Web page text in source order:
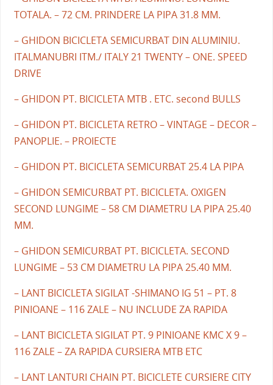
TOTALA. – 72 CM. PRINDERE LA PIPA 31.8 MM.
– GHIDON BICICLETA SEMICURBAT DIN ALUMINIU.
ITALMANUBRI ITM./ ITALY 21 TWENTY – ONE. SPEED
DRIVE
– GHIDON PT. BICICLETA MTB . ETC. second BULLS
– GHIDON PT. BICICLETA RETRO – VINTAGE – DECOR –
PANOPLIE. – PROIECTE
– GHIDON PT. BICICLETA SEMICURBAT 25.4 LA PIPA
– GHIDON SEMICURBAT PT. BICICLETA. OXIGEN
SECOND LUNGIME – 58 CM DIAMETRU LA PIPA 25.40
MM.
– GHIDON SEMICURBAT PT. BICICLETA. SECOND
LUNGIME – 53 CM DIAMETRU LA PIPA 25.40 MM.
– LANT BICICLETA SIGILAT -SHIMANO IG 51 – PT. 8
PINIOANE – 116 ZALE – NU INCLUDE ZA RAPIDA
– LANT BICICLETA SIGILAT PT. 9 PINIOANE KMC X 9 –
116 ZALE – ZA RAPIDA CURSIERA MTB ETC
– LANT LANTURI CHAIN PT. BICICLETE CURSIERE CITY